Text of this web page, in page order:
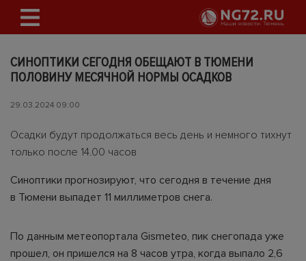
СИНОПТИКИ СЕГОДНЯ ОБЕЩАЮТ В ТЮМЕНИ
ПОЛОВИНУ МЕСЯЧНОЙ НОРМЫ ОСАДКОВ
29.03.2024 09:00
Осадки будут продолжаться весь день и немного тихнут
только после 14.00 часов
Синоптики прогнозируют, что сегодня в течение дня
в Тюмени выпадет 11 миллиметров снега.
По данным метеопортала Gismeteo, пик снегопада уже
прошел, он пришелся на 8 часов утра, когда выпало 2,6